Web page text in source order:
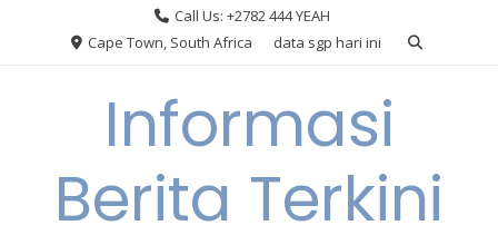
Call Us: +2782 444 YEAH
Cape Town, South Africa
data sgp hari ini
Informasi
Berita Terkini